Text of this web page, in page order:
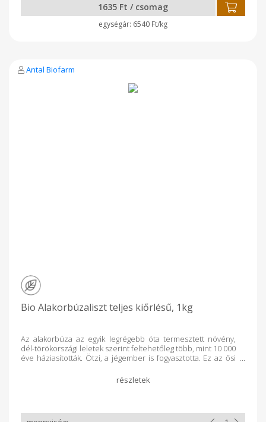
1635 Ft / csomag
6540 Ft/kg
Antal Biofarm
Bio Alakorbúzaliszt teljes kiőrlésű, 1kg
Az alakorbúza az egyik legrégebb óta termesztett növény,
dél-törökországi leletek szerint feltehetőleg több, mint 10 000
éve háziasították. Ötzi, a jégember is fogyasztotta. Ez az ősi
alapját. Itthon a 19. századig termesztették, véglegesen csak a
nagyüzemi birtokok kialakulásával szorult ki a termesztésből.
köszönhet. Az alakor lizin-, mikroelem- és